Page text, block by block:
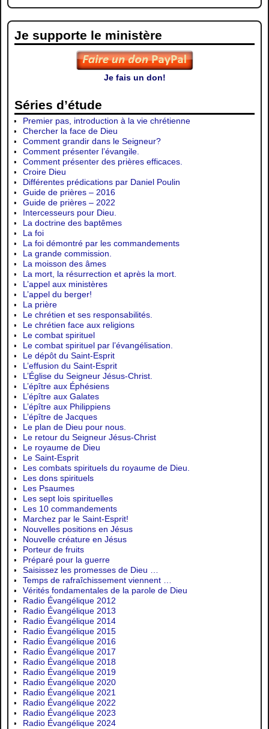
Je supporte le ministère
Je fais un don!
Séries d’étude
Premier pas, introduction à la vie chrétienne
Chercher la face de Dieu
Comment grandir dans le Seigneur?
Comment présenter l’évangile.
Comment présenter des prières efficaces.
Croire Dieu
Différentes prédications par Daniel Poulin
Guide de prières – 2016
Guide de prières – 2022
Intercesseurs pour Dieu.
La doctrine des baptêmes
La foi
La foi démontré par les commandements
La grande commission.
La moisson des âmes
La mort, la résurrection et après la mort.
L’appel aux ministères
L’appel du berger!
La prière
Le chrétien et ses responsabilités.
Le chrétien face aux religions
Le combat spirituel
Le combat spirituel par l’évangélisation.
Le dépôt du Saint-Esprit
L’effusion du Saint-Esprit
L’Église du Seigneur Jésus-Christ.
L’épître aux Éphésiens
L’épître aux Galates
L’épître aux Philippiens
L’épître de Jacques
Le plan de Dieu pour nous.
Le retour du Seigneur Jésus-Christ
Le royaume de Dieu
Le Saint-Esprit
Les combats spirituels du royaume de Dieu.
Les dons spirituels
Les Psaumes
Les sept lois spirituelles
Les 10 commandements
Marchez par le Saint-Esprit!
Nouvelles positions en Jésus
Nouvelle créature en Jésus
Porteur de fruits
Préparé pour la guerre
Saisissez les promesses de Dieu …
Temps de rafraîchissement viennent …
Vérités fondamentales de la parole de Dieu
Radio Évangélique 2012
Radio Évangélique 2013
Radio Évangélique 2014
Radio Évangélique 2015
Radio Évangélique 2016
Radio Évangélique 2017
Radio Évangélique 2018
Radio Évangélique 2019
Radio Évangélique 2020
Radio Évangélique 2021
Radio Évangélique 2022
Radio Évangélique 2023
Radio Évangélique 2024